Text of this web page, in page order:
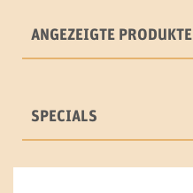
ANGEZEIGTE PRODUKTE
SPECIALS